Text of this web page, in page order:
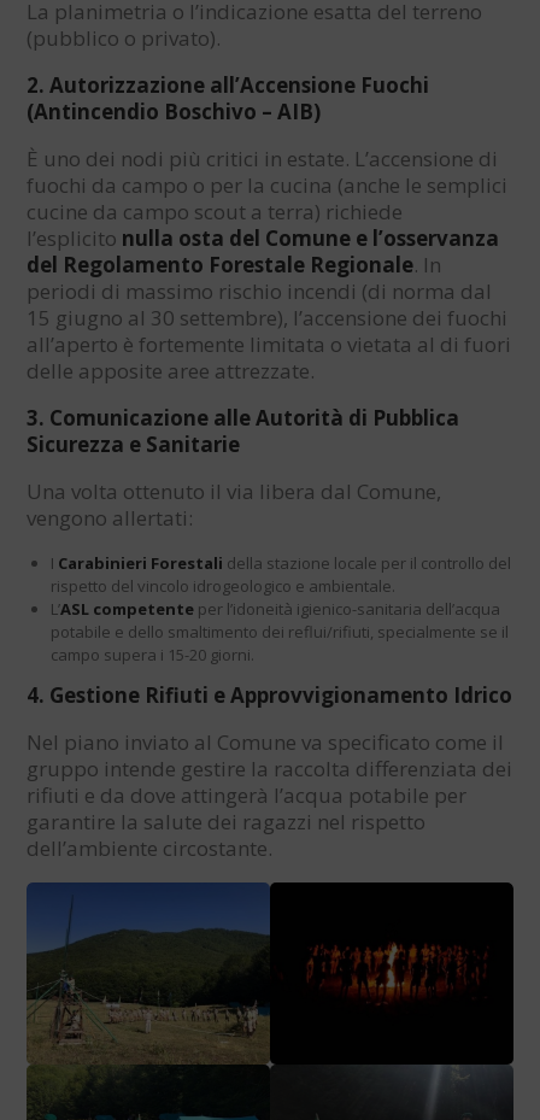
La planimetria o l’indicazione esatta del terreno
(pubblico o privato).
2. Autorizzazione all’Accensione Fuochi
(Antincendio Boschivo – AIB)
È uno dei nodi più critici in estate. L’accensione di
fuochi da campo o per la cucina (anche le semplici
cucine da campo scout a terra) richiede
l’esplicito nulla osta del Comune e l’osservanza
del Regolamento Forestale Regionale. In
periodi di massimo rischio incendi (di norma dal
15 giugno al 30 settembre), l’accensione dei fuochi
all’aperto è fortemente limitata o vietata al di fuori
delle apposite aree attrezzate.
3. Comunicazione alle Autorità di Pubblica
Sicurezza e Sanitarie
Una volta ottenuto il via libera dal Comune,
vengono allertati:
I Carabinieri Forestali della stazione locale per il controllo del
rispetto del vincolo idrogeologico e ambientale.
L’ASL competenteper l’idoneità igienico-sanitaria dell’acqua
potabile e dello smaltimento dei reflui/rifiuti, specialmente se il
campo supera i 15-20 giorni.
4. Gestione Rifiuti e Approvvigionamento Idrico
Nel piano inviato al Comune va specificato come il
gruppo intende gestire la raccolta differenziata dei
rifiuti e da dove attingerà l’acqua potabile per
garantire la salute dei ragazzi nel rispetto
dell’ambiente circostante.